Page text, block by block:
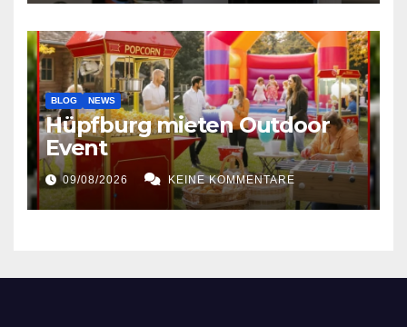
BLOG NEWS
Hüpfburg mieten Outdoor
Event
09/08/2026 KEINE KOMMENTARE